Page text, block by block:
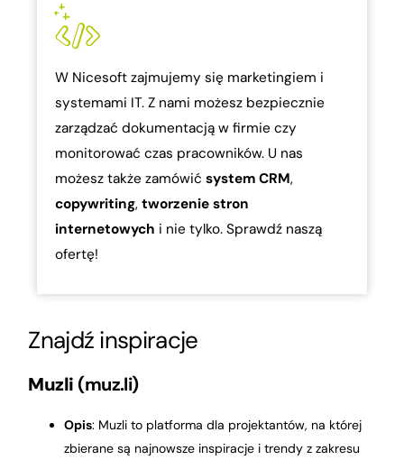
W Nicesoft zajmujemy się marketingiem i
systemami IT. Z nami możesz bezpiecznie
zarządzać dokumentacją w firmie czy
monitorować czas pracowników. U nas
możesz także zamówić systemCRM,
copywriting,tworzenie stron
internetowych i nie tylko. Sprawdź naszą
ofertę!
Znajdź inspiracje
Muzli (muz.li)
Opis: Muzli to platforma dla projektantów, na której
zbierane są najnowsze inspiracje i trendy z zakresu